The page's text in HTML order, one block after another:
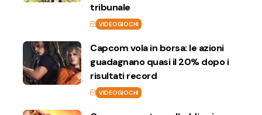
tribunale
VIDEOGIOCHI
Capcom vola in borsa: le azioni
guadagnano quasi il 20% dopo i
risultati record
VIDEOGIOCHI